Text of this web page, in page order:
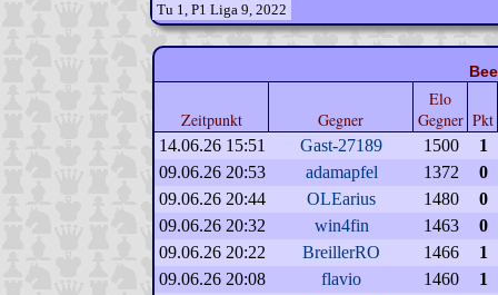
Tu 1, P1 Liga 9, 2022
Zeitpunkt Gegner
Elo
Gegner Pkt
14.06.26 15:51 Gast-27189 1500
1
09.06.26 20:53
adamapfel 1372
0
09.06.26 20:44
OLEarius 1480
0
09.06.26 20:32
win4fin 1463
0
09.06.26 20:22
BreillerRO 1466
1
09.06.26 20:08
flavio 1460
1